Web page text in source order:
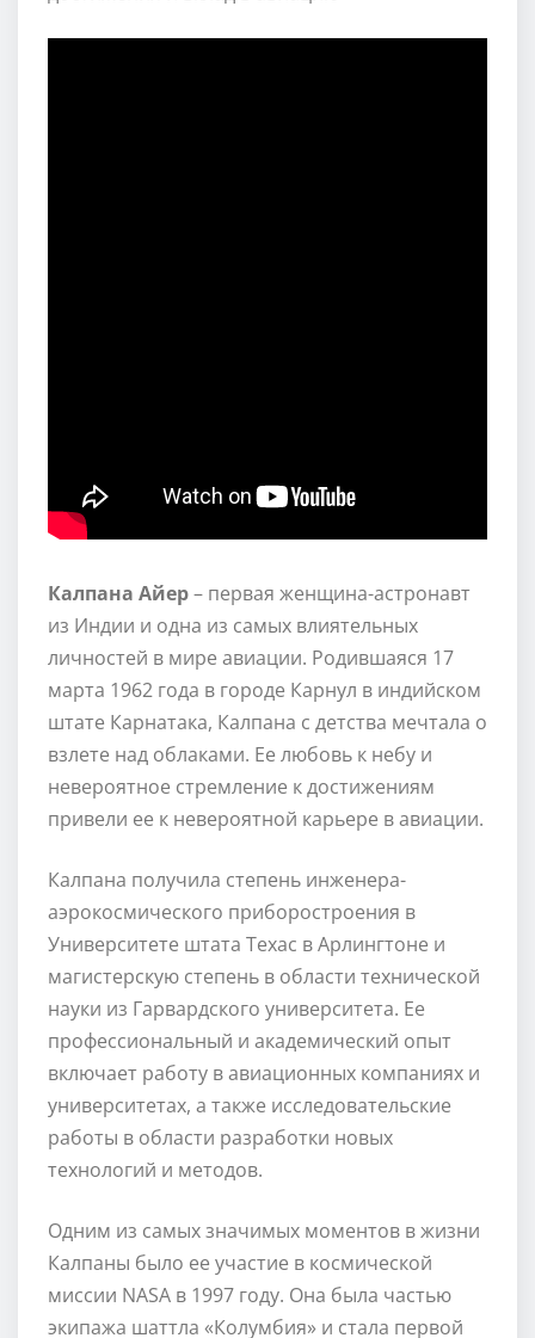
Калпана Айер– первая женщина-астронавт
из Индии и одна из самых влиятельных
личностей в мире авиации. Родившаяся 17
марта 1962 года в городе Карнул в индийском
штате Карнатака, Калпана с детства мечтала о
взлете над облаками. Ее любовь к небу и
невероятное стремление к достижениям
привели ее к невероятной карьере в авиации.
Калпана получила степень инженера-
аэрокосмического приборостроения в
Университете штата Техас в Арлингтоне и
магистерскую степень в области технической
науки из Гарвардского университета. Ее
профессиональный и академический опыт
включает работу в авиационных компаниях и
университетах, а также исследовательские
работы в области разработки новых
технологий и методов.
Одним из самых значимых моментов в жизни
Калпаны было ее участие в космической
миссии NASA в 1997 году. Она была частью
экипажа шаттла «Колумбия» и стала первой